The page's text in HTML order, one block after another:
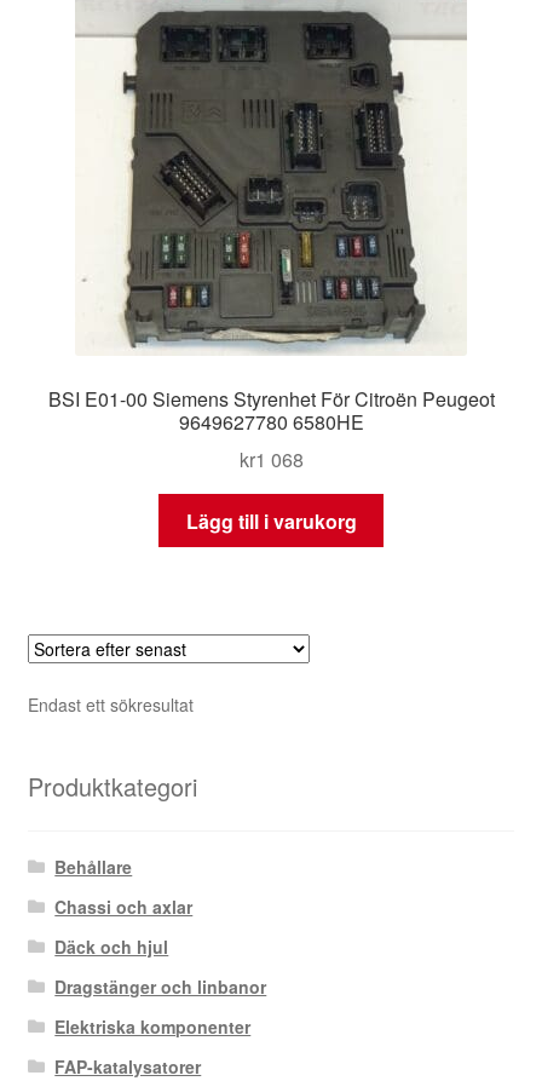
BSI E01-00 Siemens Styrenhet För Citroën Peugeot
9649627780 6580HE
kr1 068
Lägg till i varukorg
Endast ett sökresultat
Produktkategori
Behållare
Chassi och axlar
Däck och hjul
Dragstänger och linbanor
Elektriska komponenter
FAP-katalysatorer